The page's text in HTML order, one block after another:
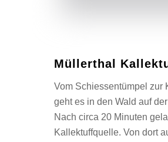
Müllerthal
Vom Schiessentümpel zur
geht es in den Wald auf
Nach circa 20 Minuten
Kallektuffquelle. Von dort